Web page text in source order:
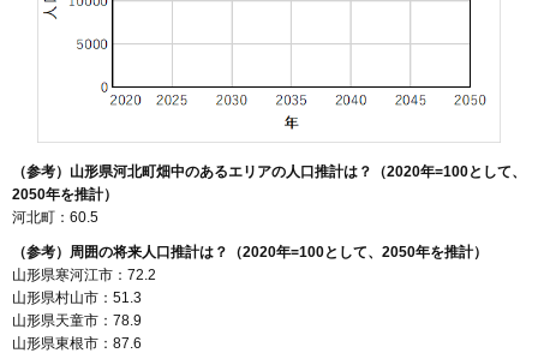
（参考）山形県河北町畑中のあるエリアの人口推計は？（2020年=100として、
2050年を推計）
河北町：60.5
（参考）周囲の将来人口推計は？（2020年=100として、2050年を推計）
山形県寒河江市：72.2
山形県村山市：51.3
山形県天童市：78.9
山形県東根市：87.6